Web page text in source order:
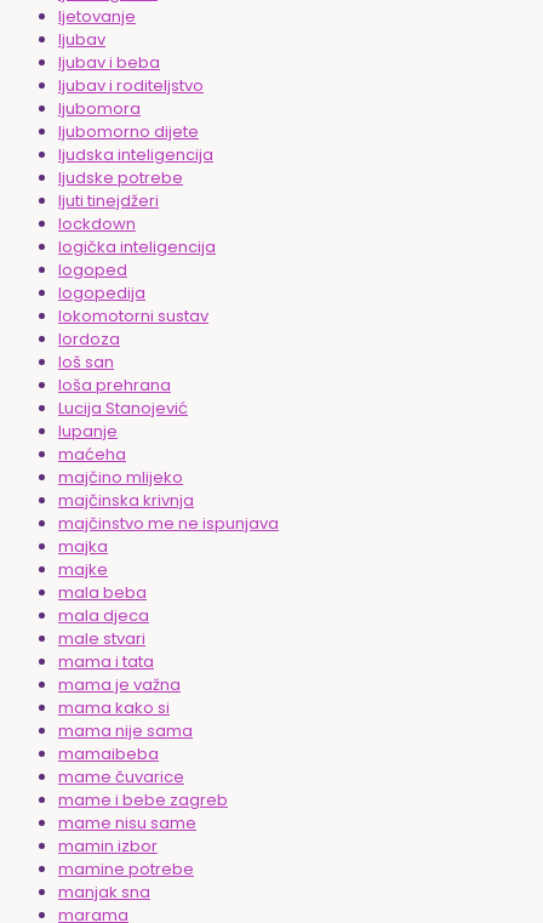
ljetovanje
ljubav
ljubav i beba
ljubav i roditeljstvo
ljubomora
ljubomorno dijete
ljudska inteligencija
ljudske potrebe
ljuti tinejdžeri
lockdown
logička inteligencija
logoped
logopedija
lokomotorni sustav
lordoza
loš san
loša prehrana
Lucija Stanojević
lupanje
maćeha
majčino mlijeko
majčinska krivnja
majčinstvo me ne ispunjava
majka
majke
mala beba
mala djeca
male stvari
mama i tata
mama je važna
mama kako si
mama nije sama
mamaibeba
mame čuvarice
mame i bebe zagreb
mame nisu same
mamin izbor
mamine potrebe
manjak sna
marama